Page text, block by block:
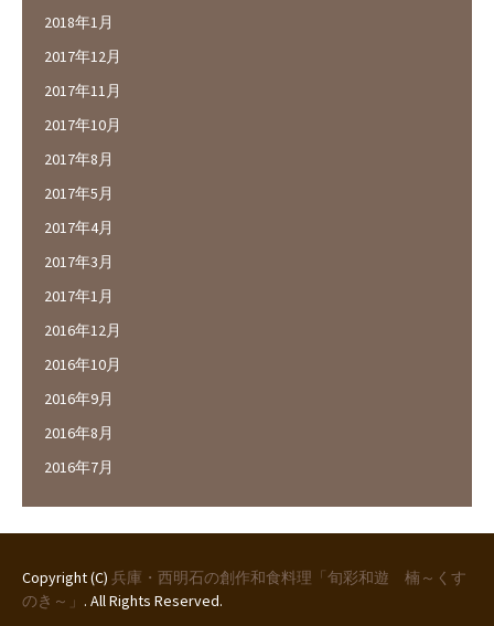
2018年1月
2017年12月
2017年11月
2017年10月
2017年8月
2017年5月
2017年4月
2017年3月
2017年1月
2016年12月
2016年10月
2016年9月
2016年8月
2016年7月
Copyright (C) 兵庫・西明石の創作和食料理「旬彩和遊 楠～くす
のき～」 . All Rights Reserved.